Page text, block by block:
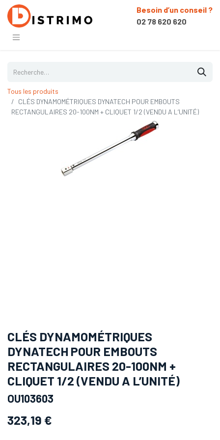
Besoin d’un conseil ?
02 78 620 620
Tous les produits
CLÉS DYNAMOMÉTRIQUES DYNATECH POUR EMBOUTS
RECTANGULAIRES 20-100NM + CLIQUET 1/2 (VENDU A L’UNITÉ)
CLÉS DYNAMOMÉTRIQUES
DYNATECH POUR EMBOUTS
RECTANGULAIRES 20-100NM +
CLIQUET 1/2 (VENDU A L’UNITÉ)
OU103603
323,19 €